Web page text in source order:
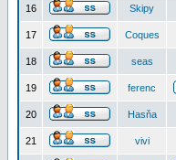
16 Skipy
17 Coques
18 seas
19 ferenc
20 Hasňa
21 vivi